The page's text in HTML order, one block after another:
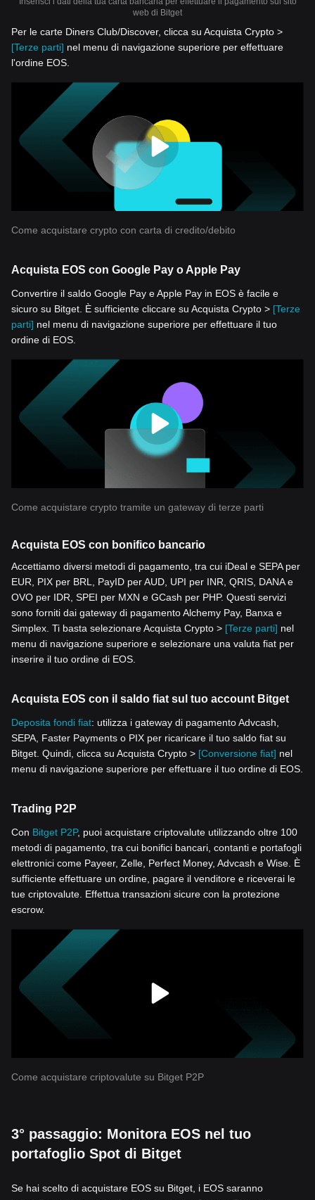
web di Bitget
Per le carte Diners Club/Discover, clicca su Acquista Crypto >
[Terze parti] nel menu di navigazione superiore per effettuare
l'ordine EOS.
Come acquistare crypto con carta di credito/debito
Acquista EOS con Google Pay o Apple Pay
Convertire il saldo Google Pay e Apple Pay in EOS è facile e
sicuro su Bitget. È sufficiente cliccare su Acquista Crypto > [Terze
parti] nel menu di navigazione superiore per effettuare il tuo
ordine di EOS.
Come acquistare crypto tramite un gateway di terze parti
Acquista EOS con bonifico bancario
Accettiamo diversi metodi di pagamento, tra cui iDeal e SEPA per
EUR, PIX per BRL, PayID per AUD, UPI per INR, QRIS, DANA e
OVO per IDR, SPEI per MXN e GCash per PHP. Questi servizi
sono forniti dai gateway di pagamento Alchemy Pay, Banxa e
Simplex. Ti basta selezionare Acquista Crypto > [Terze parti] nel
menu di navigazione superiore e selezionare una valuta fiat per
inserire il tuo ordine di EOS.
Acquista EOS con il saldo fiat sul tuo account Bitget
Deposita fondi fiat: utilizza i gateway di pagamento Advcash,
SEPA, Faster Payments o PIX per ricaricare il tuo saldo fiat su
Bitget. Quindi, clicca su Acquista Crypto > [Conversione fiat] nel
menu di navigazione superiore per effettuare il tuo ordine di EOS.
Trading P2P
Con Bitget P2P, puoi acquistare criptovalute utilizzando oltre 100
metodi di pagamento, tra cui bonifici bancari, contanti e portafogli
elettronici come Payeer, Zelle, Perfect Money, Advcash e Wise. È
sufficiente effettuare un ordine, pagare il venditore e riceverai le
tue criptovalute. Effettua transazioni sicure con la protezione
escrow.
Come acquistare criptovalute su Bitget P2P
3° passaggio: Monitora EOS nel tuo
portafoglio Spot di Bitget
Se hai scelto di acquistare EOS su Bitget, i EOS saranno